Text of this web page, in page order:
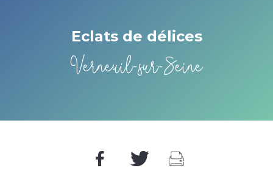
Eclats de délices
Verneuil-sur-Seine